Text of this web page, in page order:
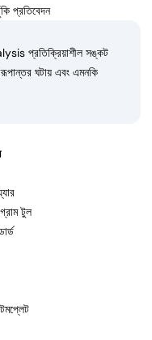
প্রতিবেদন
প্রতিক্রিয়াশীল সঙ্কট
ঘটায় এবং এমনকি
টুল